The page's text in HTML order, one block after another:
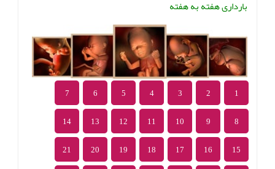
بارداری هفته به هفته
1
2
3
4
5
6
7
8
9
10
11
12
13
14
15
16
17
18
19
20
21